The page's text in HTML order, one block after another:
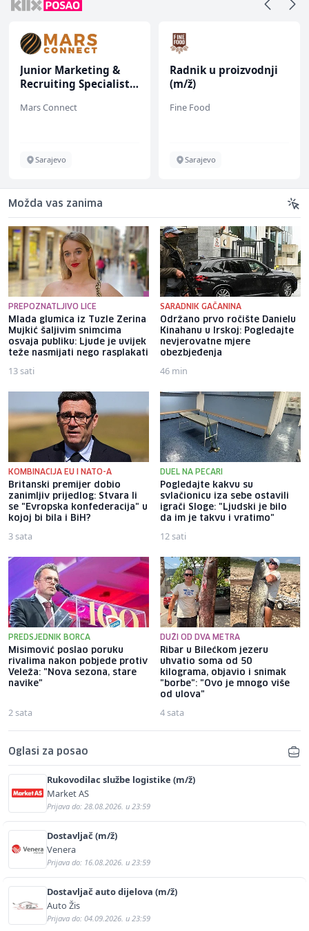
Junior Marketing &
Recruiting Specialist
Mars Connect
Sarajevo
Radnik u proizvodnji
(m/ž)
Fine Food
Sarajevo
Možda vas zanima
PREPOZNATLJIVO LICE
Mlada glumica iz Tuzle Zerina
Mujkić šaljivim snimcima
osvaja publiku: Ljude je uvijek
teže nasmijati nego rasplakati
13 sati
SARADNIK GAČANINA
Održano prvo ročište Danielu
Kinahanu u Irskoj: Pogledajte
nevjerovatne mjere
obezbjeđenja
46 min
KOMBINACIJA EU I NATO-A
Britanski premijer dobio
zanimljiv prijedlog: Stvara li
se "Evropska konfederacija" u
kojoj bi bila i BiH?
3 sata
DUEL NA PECARI
Pogledajte kakvu su
svlačionicu iza sebe ostavili
igrači Sloge: "Ljudski je bilo
da im je takvu i vratimo"
12 sati
PREDSJEDNIK BORCA
Misimović poslao poruku
rivalima nakon pobjede protiv
Veleža: "Nova sezona, stare
navike"
2 sata
DUŽI OD DVA METRA
Ribar u Bilećkom jezeru
uhvatio soma od 50
kilograma, objavio i snimak
"borbe": "Ovo je mnogo više
od ulova"
4 sata
Oglasi za posao
Rukovodilac službe logistike (m/ž)
Market AS
Prijava do: 28.08.2026. u 23:59
Dostavljač (m/ž)
Venera
Prijava do: 16.08.2026. u 23:59
Dostavljač auto dijelova (m/ž)
Auto Žis
Prijava do: 04.09.2026. u 23:59